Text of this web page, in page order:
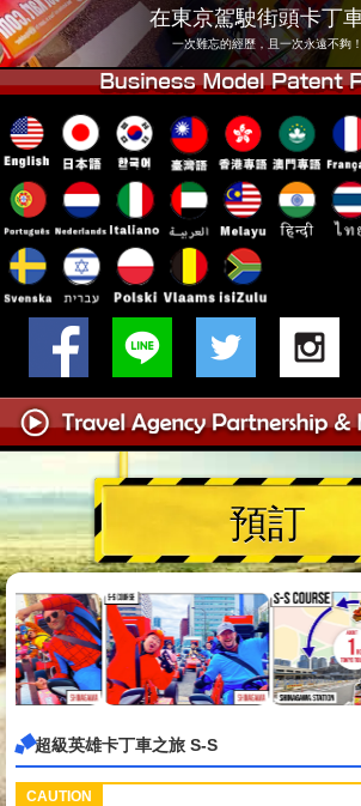
東京 淺草
沖繩
在東京駕駛街頭卡丁
一次難忘的經歷，且一次永遠不夠！
預訂
超級英雄卡丁車之旅 S-S
CAUTION